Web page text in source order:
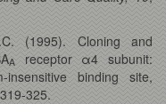
(1995). Cloning and
A
receptor α4 subunit:
binding site,
325.